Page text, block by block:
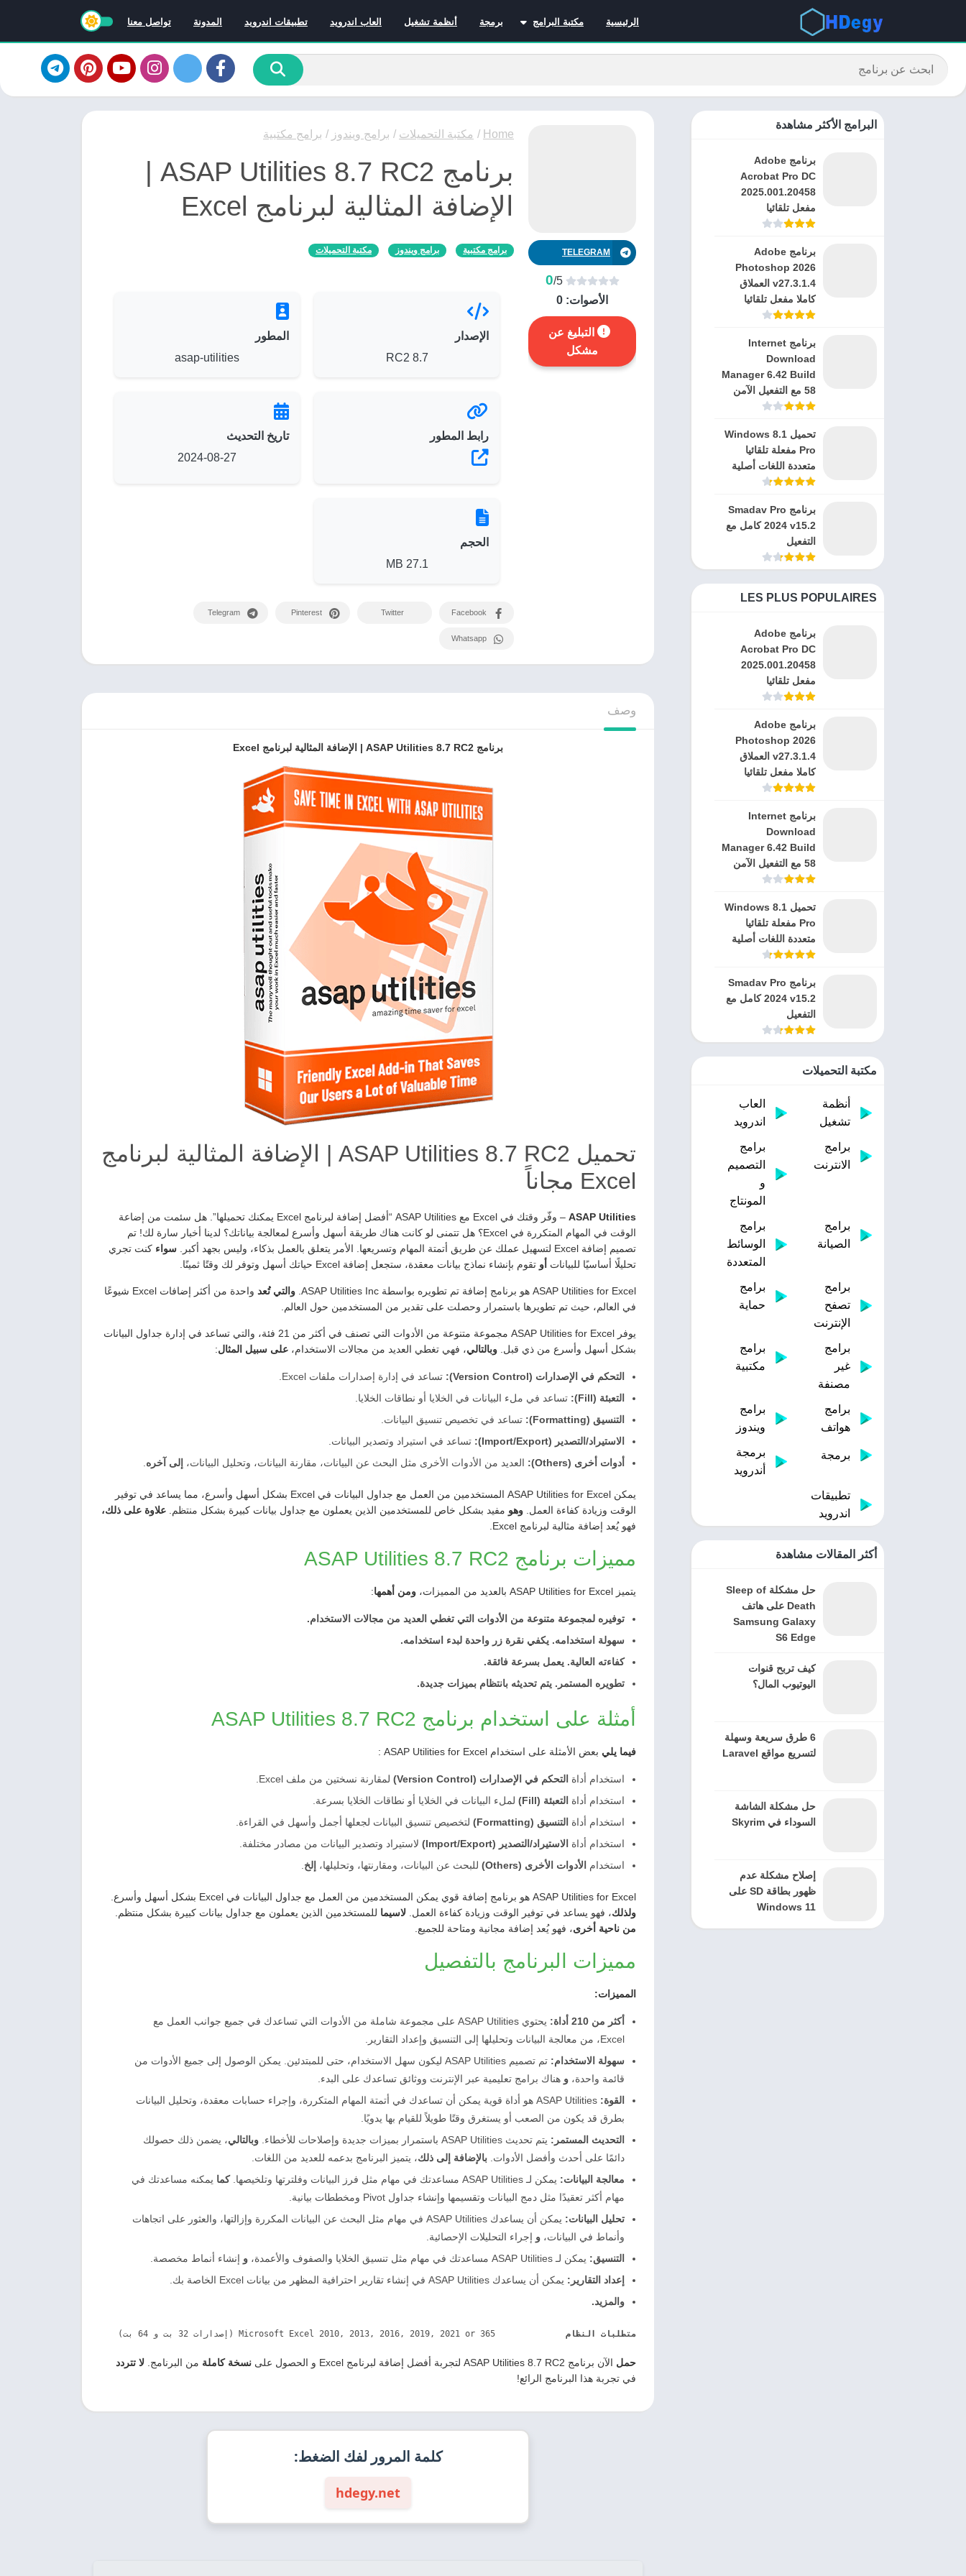
الرئيسية مكتبة البرامج
برامج الانترنت
برامج الوسائط المتعددة
برامج تصفح الإنترنت
مضادات الفيروسات
برمجة أنظمة تشغيل العاب اندرويد تطبيقات اندرويد المدونة تواصل معنا
Home
/ مكتبة التحميلات / برامج ويندوز / برامج مكتبية
الإضافة المثالية لبرنامج Excel
برامج مكتبية برامج ويندوز مكتبة التحميلات
الإصدار
8.7 RC2
المطور
asap-utilities
رابط المطور
تاريخ التحديث
2024-08-27
الحجم
27.1 MB
TELEGRAM
0/5
الأصوات: 0
التبليغ عن
مشكل
Facebook
Twitter
Pinterest
Telegram
Whatsapp
وصف
برنامج ASAP Utilities 8.7 RC2 | الإضافة المثالية لبرنامج Excel
تحميل ASAP Utilities 8.7 RC2 | الإضافة المثالية لبرنامج
Excel مجاناً
ASAP Utilities
– وفّر وقتك في Excel مع ASAP Utilities “أفضل إضافة لبرنامج Excel يمكنك تحميلها”. هل سئمت من إضاعة
الوقت في المهام المتكررة في Excel؟ هل تتمنى لو كانت هناك طريقة أسهل وأسرع لمعالجة بياناتك؟ لدينا أخبار سارة لك! تم
تصميم إضافة Excel لتسهيل عملك عن طريق أتمتة المهام وتسريعها. الأمر يتعلق بالعمل بذكاء، وليس بجهد أكبر.
سواء كنت تجري
تحليلًا أساسيًا للبيانات أو تقوم بإنشاء نماذج بيانات معقدة، ستجعل إضافة Excel حياتك أسهل وتوفر لك وقتًا ثمينًا.
ASAP Utilities for Excel هو برنامج إضافة تم تطويره بواسطة ASAP Utilities Inc. والتي تُعد
واحدة من أكثر إضافات Excel شيوعًا
في العالم، حيث تم تطويرها باستمرار وحصلت على تقدير من المستخدمين حول العالم.
يوفر ASAP Utilities for Excel مجموعة متنوعة من الأدوات التي تصنف في أكثر من 21 فئة، والتي تساعد في إدارة جداول البيانات
بشكل أسهل وأسرع من ذي قبل. وبالتالي، فهي تغطي العديد من مجالات الاستخدام، على سبيل المثال:
التحكم في الإصدارات (Version Control):
تساعد في إدارة إصدارات ملفات Excel.
التعبئة (Fill):
تساعد في ملء البيانات في الخلايا أو نطاقات الخلايا.
التنسيق (Formatting):
تساعد في تخصيص تنسيق البيانات.
الاستيراد/التصدير (Import/Export):
تساعد في استيراد وتصدير البيانات.
أدوات أخرى (Others):
العديد من الأدوات الأخرى مثل البحث عن البيانات، مقارنة البيانات، وتحليل البيانات، إلى آخره
يمكن ASAP Utilities for Excel المستخدمين من العمل مع جداول البيانات في Excel بشكل أسهل وأسرع، مما يساعد في توفير
الوقت وزيادة كفاءة العمل. وهو مفيد بشكل خاص للمستخدمين الذين يعملون مع جداول بيانات كبيرة بشكل منتظم. علاوة على ذلك،
فهو يُعد إضافة مثالية لبرنامج Excel.
مميزات برنامج ASAP Utilities 8.7 RC2
يتميز ASAP Utilities for Excel بالعديد من المميزات، ومن أهمها:
توفيره لمجموعة متنوعة من الأدوات التي تغطي العديد من مجالات الاستخدام.
سهولة استخدامه. يكفي نقرة زر واحدة لبدء استخدامه.
كفاءته العالية. يعمل بسرعة فائقة.
تطويره المستمر. يتم تحديثه بانتظام بميزات جديدة.
أمثلة على استخدام برنامج ASAP Utilities 8.7 RC2
فيما يلي بعض الأمثلة على استخدام ASAP Utilities for Excel :
استخدام أداة التحكم في الإصدارات (Version Control)
لمقارنة نسختين من ملف Excel.
استخدام أداة التعبئة (Fill)
لملء البيانات في الخلايا أو نطاقات الخلايا بسرعة.
استخدام أداة التنسيق (Formatting)
لتخصيص تنسيق البيانات لجعلها أجمل وأسهل في القراءة.
استخدام أداة
الاستيراد/التصدير (Import/Export)
لاستيراد وتصدير البيانات من مصادر مختلفة.
استخدام
الأدوات الأخرى (Others) للبحث عن البيانات، ومقارنتها، وتحليلها، إلخ
ASAP Utilities for Excel هو برنامج إضافة قوي يمكن المستخدمين من العمل مع جداول البيانات في Excel بشكل أسهل وأسرع.
ولذلك، فهو يساعد في توفير الوقت وزيادة كفاءة العمل. لاسيما للمستخدمين الذين يعملون مع جداول بيانات كبيرة بشكل منتظم.
من ناحية أخرى، فهو يُعد إضافة مجانية ومتاحة للجميع.
مميزات البرنامج بالتفصيل
المميزات:
أكثر من 210 أداة:
يحتوي ASAP Utilities على مجموعة شاملة من الأدوات التي تساعدك في جميع جوانب العمل مع
Excel، من معالجة البيانات وتحليلها إلى التنسيق وإعداد التقارير.
سهولة الاستخدام:
تم تصميم ASAP Utilities ليكون سهل الاستخدام، حتى للمبتدئين. يمكن الوصول إلى جميع الأدوات من
قائمة واحدة، و هناك برامج تعليمية عبر الإنترنت ووثائق تساعدك على البدء.
القوة:
ASAP Utilities هو أداة قوية يمكن أن تساعدك في أتمتة المهام المتكررة، وإجراء حسابات معقدة، وتحليل البيانات
بطرق قد يكون من الصعب أو يستغرق وقتًا طويلاً للقيام بها يدويًا.
التحديث المستمر: يتم تحديث ASAP Utilities باستمرار بميزات جديدة وإصلاحات للأخطاء. وبالتالي، يضمن ذلك حصولك
دائمًا على أحدث وأفضل الأدوات. بالإضافة إلى ذلك، يتميز البرنامج بدعمه للعديد من اللغات.
معالجة البيانات: يمكن لـ ASAP Utilities مساعدتك في مهام مثل فرز البيانات وفلترتها وتلخيصها. كما يمكنه مساعدتك في
مهام أكثر تعقيدًا مثل دمج البيانات وتقسيمها وإنشاء جداول Pivot ومخططات بيانية.
تحليل البيانات:
يمكن أن يساعدك ASAP Utilities في مهام مثل البحث عن البيانات المكررة وإزالتها، والعثور على اتجاهات
وأنماط في البيانات، و إجراء التحليلات الإحصائية.
التنسيق: يمكن لـ ASAP Utilities مساعدتك في مهام مثل تنسيق الخلايا والصفوف والأعمدة، و إنشاء أنماط مخصصة.
إعداد التقارير: يمكن أن يساعدك ASAP Utilities في إنشاء تقارير احترافية المظهر من بيانات Excel الخاصة بك.
والمزيد.
متطلبات النظام Microsoft Excel 2010, 2013, 2016, 2019, 2021 or 365 (إصدارات 32 بت و 64 بت)
حمل الآن برنامج ASAP Utilities 8.7 RC2 لتجربة أفضل إضافة لبرنامج Excel و الحصول على نسخة كاملة من البرنامج. لا تتردد
في تجربة هذا البرنامج الرائع!
كلمة المرور لفك الضغط:
hdegy.net
البرامج الأكثر مشاهدة
برنامج Adobe
Acrobat Pro DC
2025.001.20458
مفعل تلقائيا
برنامج Adobe
Photoshop 2026
v27.3.1.4 العملاق
كاملا مفعل تلقائيا
برنامج Internet
Download
Manager 6.42 Build
58 مع التفعيل الآمن
تحميل Windows 8.1
Pro مفعلة تلقائيا
متعددة اللغات أصلية
برنامج Smadav Pro
2024 v15.2 كامل مع
التفعيل
LES PLUS POPULAIRES
برنامج Adobe
Acrobat Pro DC
2025.001.20458
مفعل تلقائيا
برنامج Adobe
Photoshop 2026
v27.3.1.4 العملاق
كاملا مفعل تلقائيا
برنامج Internet
Download
Manager 6.42 Build
58 مع التفعيل الآمن
تحميل Windows 8.1
Pro مفعلة تلقائيا
متعددة اللغات أصلية
برنامج Smadav Pro
2024 v15.2 كامل مع
التفعيل
مكتبة التحميلات
أنظمة
تشغيل
العاب
اندرويد
برامج
الانترنت
برامج
التصميم
و
المونتاج
برامج
الصيانة
برامج
الوسائط
المتعددة
برامج
تصفح
الإنترنت
برامج
حماية
برامج
غير
مصنفة
برامج
مكتبية
برامج
هواتف
برامج
ويندوز
برمجة
برمجة
أندرويد
تطبيقات
اندرويد
أكثر المقالات مشاهدة
حل مشكلة Sleep of
Death على هاتف
Samsung Galaxy
S6 Edge
كيف تربح قنوات
اليوتيوب المال؟
6 طرق سريعة وسهلة
لتسريع مواقع Laravel
حل مشكلة الشاشة
السوداء في Skyrim
إصلاح مشكلة عدم
ظهور بطاقة SD على
Windows 11